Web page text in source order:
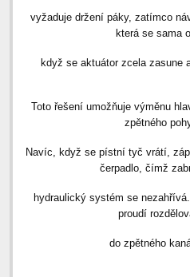
vyžaduje držení páky, zatímco
která se sama
když se aktuátor zcela zasune
Toto řešení umožňuje výměnu
zpětného
Navíc, když se pístní tyč vrátí,
čerpadlo, čímž
hydraulický systém se
proudí
do zpětného